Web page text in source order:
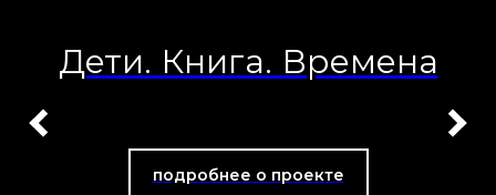
Дети. Книга. Времена
подробнее о проекте